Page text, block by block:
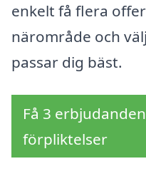
enkelt få flera
närområde och
passar dig bäst.
Få 3
förpliktelser